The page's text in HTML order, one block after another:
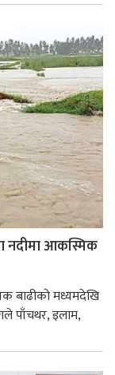
नदीमा आकस्मिक
बाढीको मध्यमदेखि
पाँचथर, इलाम,